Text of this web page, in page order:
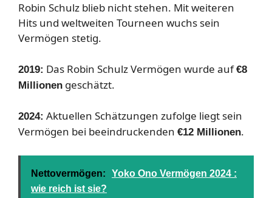
Robin Schulz blieb nicht stehen. Mit weiteren
Hits und weltweiten Tourneen wuchs sein
Vermögen stetig.
2019: Das Robin Schulz Vermögen wurde auf€8
Millionen geschätzt.
2024: Aktuellen Schätzungen zufolge liegt sein
Vermögen bei beeindruckenden €12 Millionen.
Nettovermögen:
Yoko Ono Vermögen 2024 :
wie reich ist sie?